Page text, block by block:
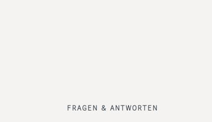
FRAGEN & ANTWORTEN